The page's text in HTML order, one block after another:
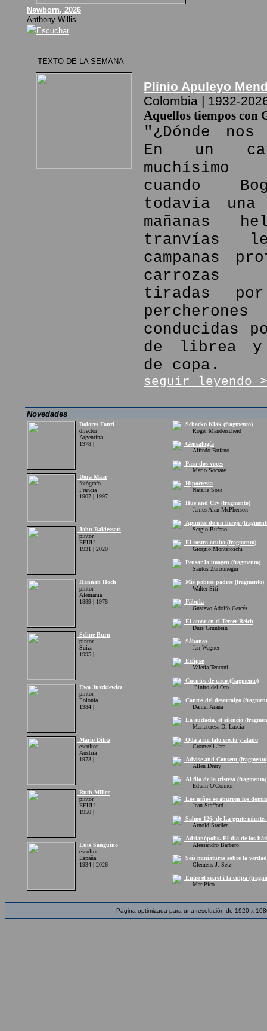
Newborn, 2026
Anthony Willis
Escuchar
TEXTO DE LA SEMANA
Plinio Apuleyo
Colombia | 1932-
Aquellos tiempos con
"¿Dónde nos
En un
cuando
todavía una
mañanas
tranvías
campanas
carrozas
tiradas
conducidas
de librea y
de copa.
seguir leyendo
Novedades
Dolores Fonzi
director
Argentina
1978 |
Dora Maar
fotógrafo
Francia
1907 | 1997
John Baldessari
pintor
EEUU
1931 | 2020
Hannah Höch
pintor
Alemania
1889 | 1978
Seline Burn
pintor
Suiza
1995 |
Ewa Juszkiewicz
pintor
Polonia
1984 |
Mario Dilitz
escultor
Austria
1973 |
Ruth Miller
pintor
EEUU
1950 |
Luis Sanguino
escultor
España
1934 | 2026
Schacko Klak (fragmento)
Roger Manderscheid
Genealogía
Alfredo Bufano
Para dos voces
Mario Socrate
Hipocresía
Natalia Sosa
Hue and Cry (fragmento)
James Alan McPherson
Apuntes de un hereje
Sergio Bufano
El rostro oculto (fragmento)
Giorgio Montefoschi
Pensar la imagen (fragmento)
Santos Zunzunegui
Mis pobres padres (fragmento)
Walter Siti
Fábula
Gustavo Adolfo Garcés
El amor en el Tercer Reich
Durs Grünbein
Sábanas
Jan Wagner
Eclipse
Valeria Tentoni
Cuentos de circo (fragmento)
Pinito del Oro
Cantos del desarraigo
Daniel Arana
La audacia, el silencio
Mariateresa Di Lascia
Oda a mi falo erecto y alado
Cronwell Jara
Advise and Consent
Allen Drury
Al filo de la tristeza (fragmento)
Edwin O'Connor
Los niños se aburren los
Jean Stafford
Salmo 126, de La gente
Arnold Stadler
Adrianópolis. El día de los
Alessandro Barbero
Seis miniaturas sobre la
Clemens J. Setz
Entre el secret i la culpa
Mar Picó
Página optimizada para una resolución de 1920 x